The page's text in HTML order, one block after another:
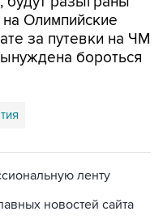
Олимпийские
за путевки на ЧМ
бороться
ленту
новостей сайта